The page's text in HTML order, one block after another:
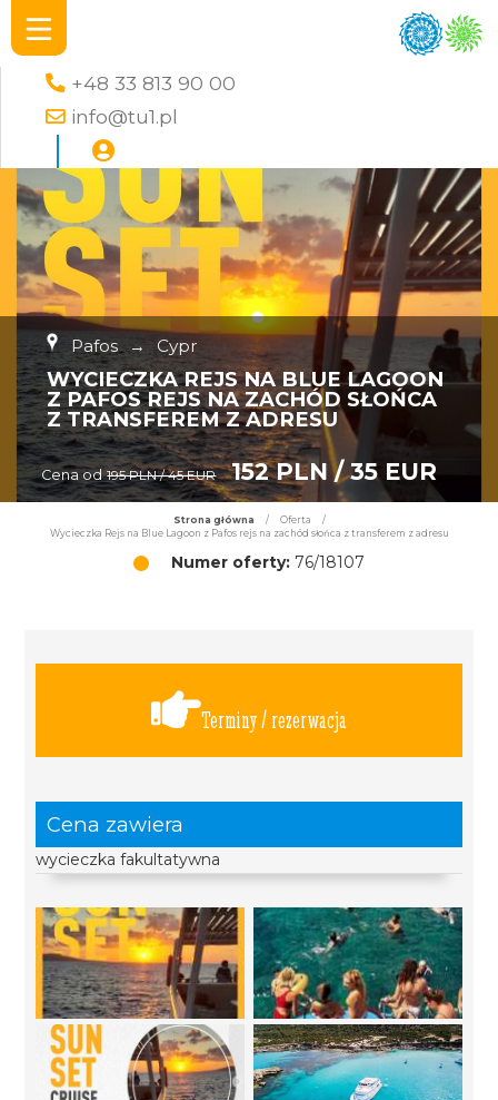
+48 33 813 90 00
info@tu1.pl
Pafos → Cypr
WYCIECZKA REJS NA BLUE LAGOON
Z PAFOS REJS NA ZACHÓD SŁOŃCA
Z TRANSFEREM Z ADRESU
Cena od 195 PLN / 45 EUR 152 PLN / 35 EUR
Strona główna / Oferta
/
Wycieczka Rejs na Blue Lagoon z Pafos rejs na zachód słońca z transferem z adresu
Numer oferty: 76/18107
Terminy / rezerwacja
Cena zawiera
wycieczka fakultatywna